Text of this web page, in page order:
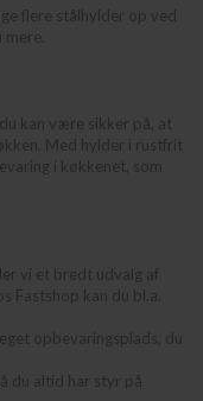
flere stålhylder op ved
kan være sikker på, at
Med hylder i rustfrit
i køkkenet, som
vi et bredt udvalg af
Fastshop kan du bl.a.
opbevaringsplads, du
du altid har styr på